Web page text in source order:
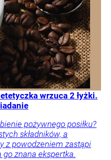
wrzuca 2 łyżki.
pożywnego posiłku?
składników, a
z powodzeniem zastąpi
znana ekspertka.